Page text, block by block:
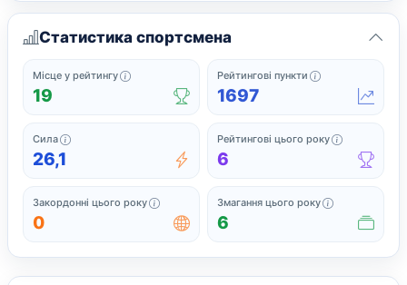
Статистика спортсмена
Місце у рейтингу Офіційне місце у поточному рейтингу серед
19
Рейтингові пункти Поточні
1697
Сила Сила підсумовує найсильніші нещодавні рейтингові
26,1
Рейтингові цього року Завершені
6
Закордонні цього року Закордонні змагання, у яких спортсмен грав
0
Змагання цього року Усі
6